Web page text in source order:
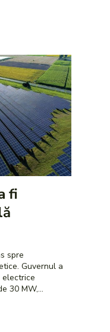
fi
spre
Guvernul a
30 MW,...